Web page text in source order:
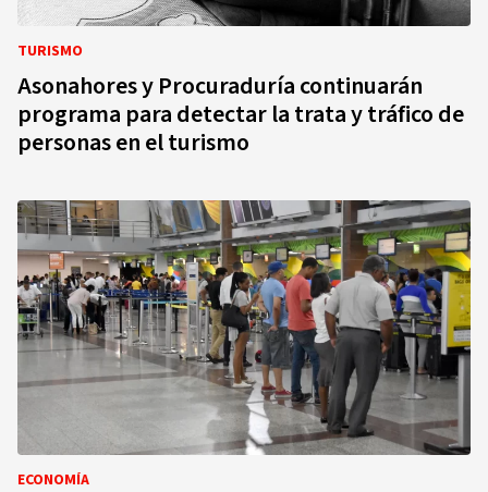
TURISMO
Asonahores y Procuraduría continuarán
programa para detectar la trata y tráfico de
personas en el turismo
ECONOMÍA